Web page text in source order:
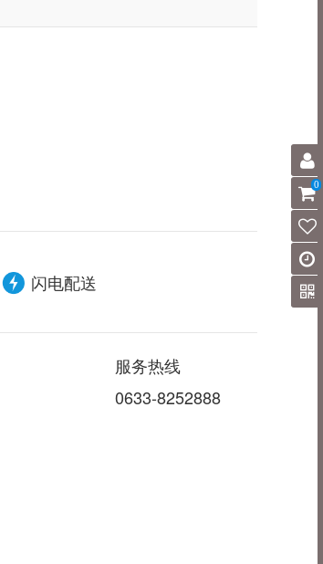
闪电配送
服务热线
0633-8252888
0